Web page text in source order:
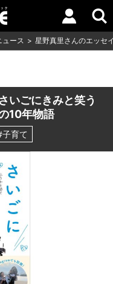
ュース 星野真里さんのエッセ
いごにきみと笑う
10年物語
子育て